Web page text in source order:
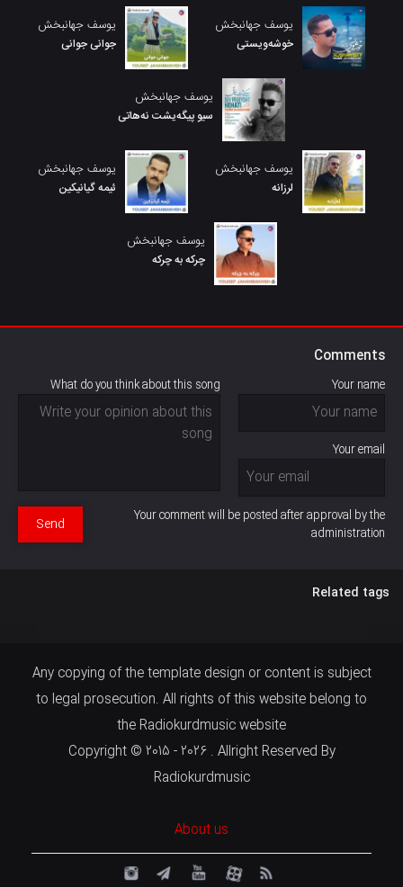
یوسف جهانبخش
خوشەویستی
یوسف جهانبخش
جوانی جوانی
یوسف جهانبخش
سیو پیگەیشت نەهاتی
یوسف جهانبخش
لرزانه
یوسف جهانبخش
ئیمە گیانیکین
یوسف جهانبخش
چرکه به چرکه
Comments
Your name
Your email
What do you think about this song
Your comment will be posted after approval by the
administration
Send
Related tags
Any copying of the template design or content is subject
to legal prosecution. All rights of this website belong to
the Radiokurdmusic website
Copyright © 2015 - 2026 . Allright Reserved By
Radiokurdmusic
About us